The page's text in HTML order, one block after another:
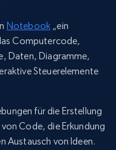
Notebook „ein
Computercode,
Daten, Diagramme,
Steuerelemente
für die Erstellung
Code, die Erkundung
Austausch von Ideen.